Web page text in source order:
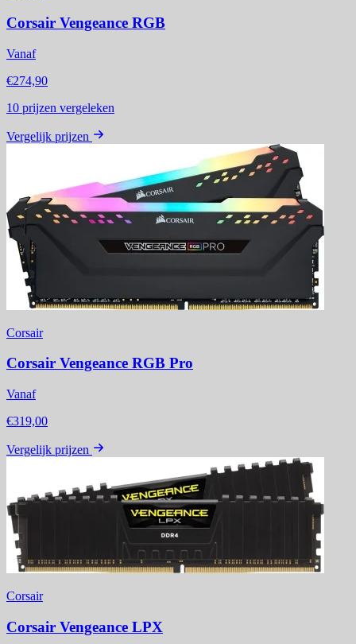
Corsair Vengeance RGB
Vanaf
€274,90
10 prijzen vergeleken
Vergelijk prijzen
Corsair
Corsair Vengeance RGB Pro
Vanaf
€319,00
Vergelijk prijzen
Corsair
Corsair Vengeance LPX